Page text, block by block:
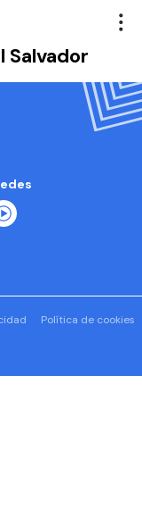
Salvador
Política de cookies